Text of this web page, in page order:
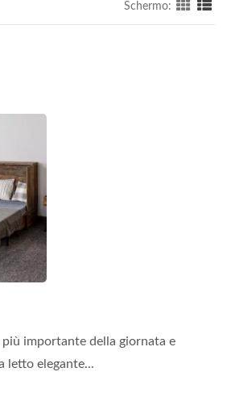
Schermo:
più importante della giornata e
letto elegante...